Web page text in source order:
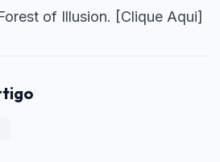
of Illusion. [Clique Aqui]